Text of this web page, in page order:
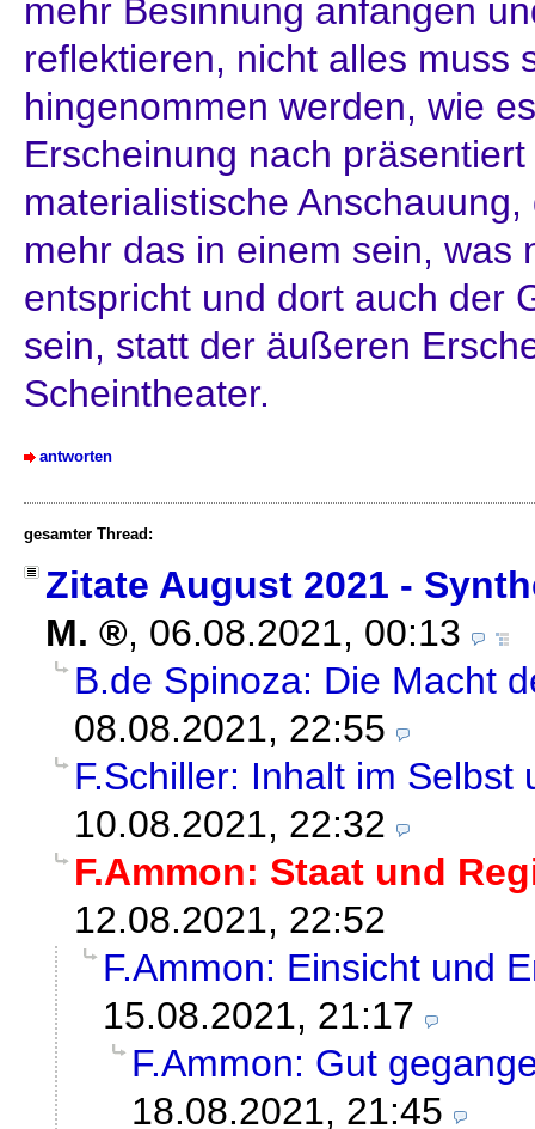
mehr Besinnung anfangen
reflektieren, nicht alles muss
hingenommen werden, wie
Erscheinung nach
materialistische
mehr das in einem sein, was
entspricht und dort auch der
sein, statt der äußeren
Scheintheater.
antworten
gesamter Thread:
Zitate August 2021 -
M.
, 06.08.2021, 00:13
B.de Spinoza: Die Macht
08.08.2021, 22:55
F.Schiller: Inhalt im Selbst
10.08.2021, 22:32
F.Ammon: Staat und
12.08.2021, 22:52
F.Ammon: Einsicht und
15.08.2021, 21:17
F.Ammon: Gut
18.08.2021, 21:45